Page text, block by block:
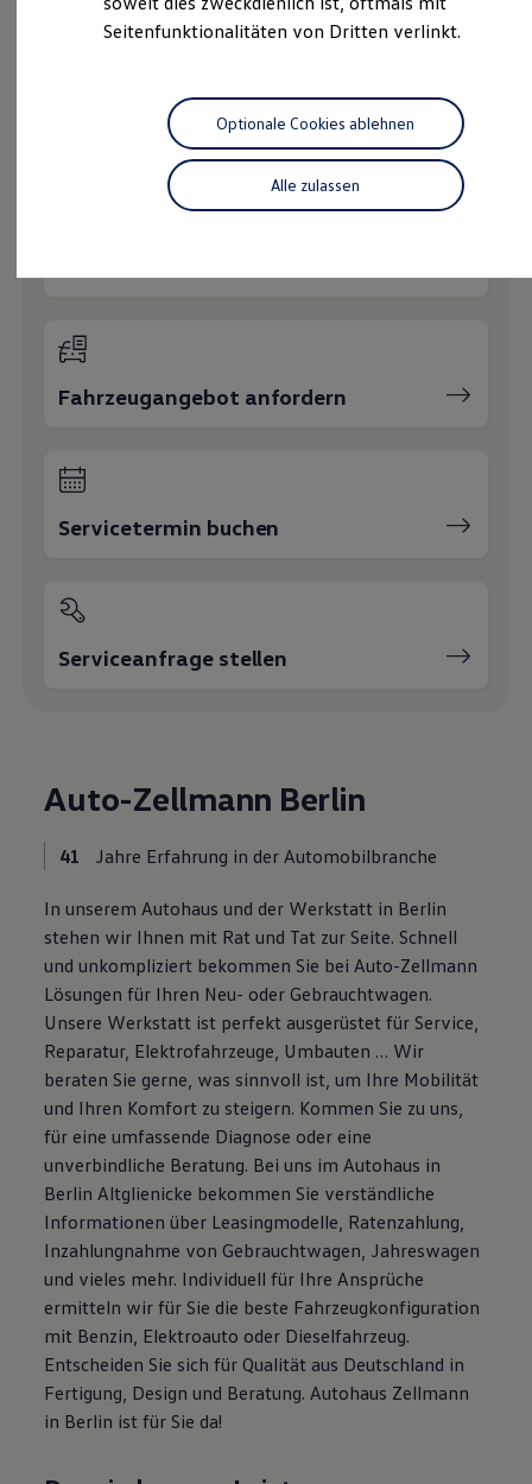
Driving Experience
Volkswagen entdecken
Lifestyle Shop
T-Roc Kollektion
Golf Kollektion
ID. Kollektion
Volkswagen Kollektion
R-Kollektion
Inspektion und HU/AU
Reparaturen und Checks
Volkswagen Teile
Individualisieren
Wallbox und Ladekabel
Über Ihr Auto
Kundeninformationen
Volkswagen Kundenbetreuung
Assistenzsysteme
Digitale Betriebsanleitung
Live Beratung
Magazin
Lifestyle
Transport
Familie
Elektromobilität
Volkswagen R
Pannen- und Unfallhilfe
Volkswagen Kundenbetreuung
Ihnen weiterhelfen?
Fahrzeugangebot anfordern
Servicetermin buchen
Serviceanfrage stellen
Auto-Zellmann Berlin
41 Jahre Erfahrung in der Automobilbranche
In unserem Autohaus und der Werkstatt in Berlin
stehen wir Ihnen mit Rat und Tat zur Seite. Schnell
und unkompliziert bekommen Sie bei Auto-Zellmann
Lösungen für Ihren Neu- oder Gebrauchtwagen.
Unsere Werkstatt ist perfekt ausgerüstet für Service,
Reparatur, Elektrofahrzeuge, Umbauten … Wir
beraten Sie gerne, was sinnvoll ist, um Ihre Mobilität
und Ihren Komfort zu steigern. Kommen Sie zu uns,
für eine umfassende Diagnose oder eine
unverbindliche Beratung. Bei uns im Autohaus in
Berlin Altglienicke bekommen Sie verständliche
Informationen über Leasingmodelle, Ratenzahlung,
Inzahlungnahme von Gebrauchtwagen, Jahreswagen
und vieles mehr. Individuell für Ihre Ansprüche
ermitteln wir für Sie die beste Fahrzeugkonfiguration
mit Benzin, Elektroauto oder Dieselfahrzeug.
Entscheiden Sie sich für Qualität aus Deutschland in
Fertigung, Design und Beratung. Autohaus Zellmann
in Berlin ist für Sie da!
Seitenfunktionalitäten von Dritten verlinkt.
Alle zulassen
Optionale Cookies ablehnen